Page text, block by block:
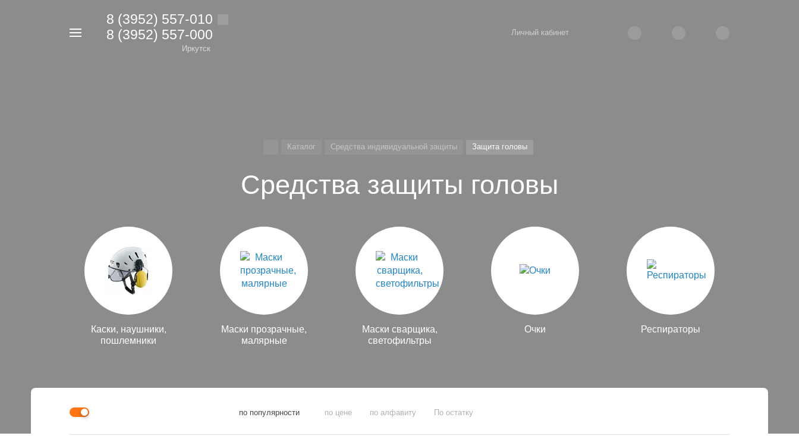
8 (3952) 557-010
8 (3952) 557-000
Иркутск
Личный кабинет
Каталог Средства индивидуальной защиты Защита головы
Средства защиты головы
Каски, наушники,
пошлемники
Маски прозрачные,
малярные
Маски сварщика,
светофильтры
Очки Респираторы
по популярности по цене по алфавиту По остатку